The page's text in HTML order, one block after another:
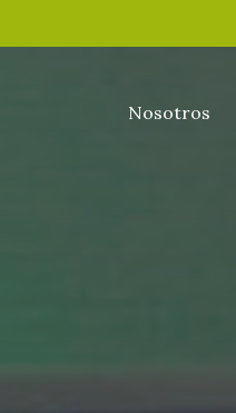
Nosotros